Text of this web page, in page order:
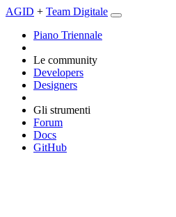
AGID + Team Digitale
Piano Triennale
Le community
Developers
Designers
Gli strumenti
Forum
Docs
GitHub